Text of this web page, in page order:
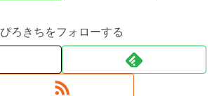
ぴろきちをフォローする